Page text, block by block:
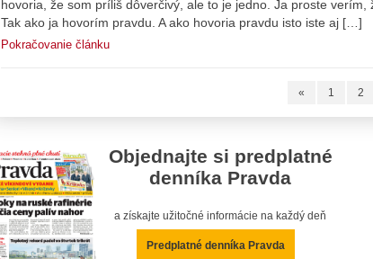
hovoria, že som príliš dôverčivý, ale to je jedno. Ja proste
Tak ako ja hovorím pravdu. A ako hovoria pravdu isto iste aj […]
Pokračovanie článku
« 1 2
Objednajte si predplatné
denníka Pravda
a získajte užitočné informácie na každý deň
Predplatné denníka Pravda